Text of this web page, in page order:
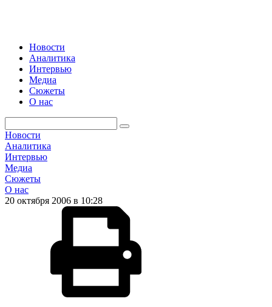
Новости
Аналитика
Интервью
Медиа
Сюжеты
О нас
Новости
Аналитика
Интервью
Медиа
Сюжеты
О нас
20 октября 2006 в 10:28